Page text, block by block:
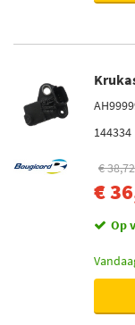
144334
€ 38,72
€
Op